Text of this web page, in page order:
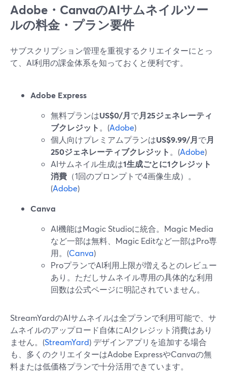
Adobe・CanvaのAIサムネイルツー
ルの料金・プラン要件
サブスクリプション管理を重視するクリエイターにとっ
て、AI利用の課金体系を知っておくと便利です。
Adobe Express
無料プランはUS$0/月で月25ジェネレーティ
ブクレジット 。(Adobe)
個人向けプレミアムプランはUS$9.99/月で月
250ジェネレーティブクレジット 。(Adobe)
AIサムネイル生成は1生成ごとに1クレジット
消費 （1回のプロンプトで4画像生成）。
(Adobe)
Canva
AI機能はMagic Studioに統合。Magic Media
など一部は無料、Magic Editなど一部はPro専
用。(Canva)
ProプランでAI利用上限が増えるとのレビュー
あり。ただしサムネイル専用の具体的な利用
回数は公式ページに明記されていません。
StreamYardのAIサムネイルは全プランで利用可能で、サ
ムネイルのアップロード自体にAIクレジット消費はあり
ません。(StreamYard) デザインアプリを追加する場合
も、多くのクリエイターはAdobe ExpressやCanvaの無
料または低価格プランで十分活用できています。